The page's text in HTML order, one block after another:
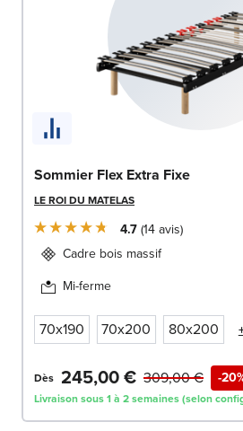
Sommier Flex Extra Fixe
LE ROI DU MATELAS
4.7 14avis
Cadre bois massif
Mi-ferme
70x190 70x200 80x200
Dès 245,00 € -
309,00 €
Livraison sous 1 à 2 semaines (selon